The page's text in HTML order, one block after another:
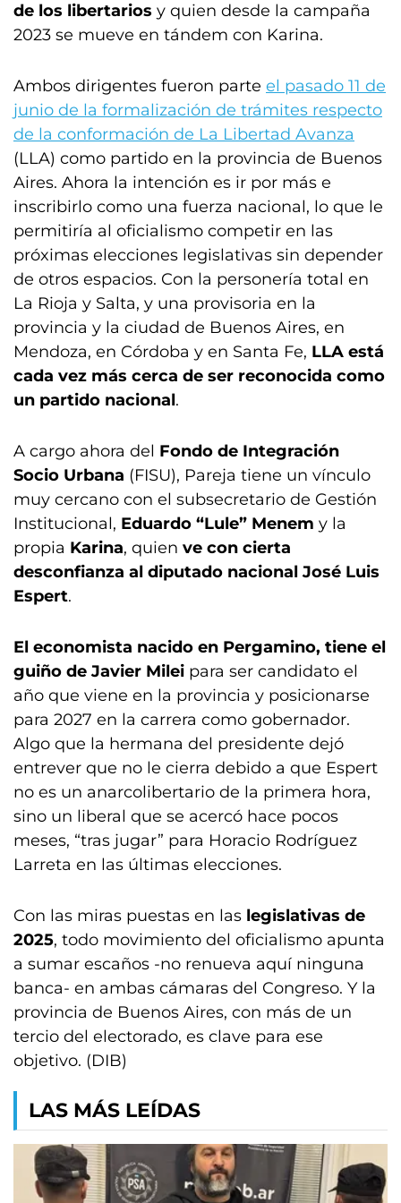
de los libertarios y quien desde la campaña
2023 se mueve en tándem con Karina.
Ambos dirigentes fueron parte el pasado 11 de
junio de la formalización de trámites respecto
de la conformación de La Libertad Avanza
(LLA) como partido en la provincia de Buenos
Aires. Ahora la intención es ir por más e
inscribirlo como una fuerza nacional, lo que le
permitiría al oficialismo competir en las
próximas elecciones legislativas sin depender
de otros espacios. Con la personería total en
La Rioja y Salta, y una provisoria en la
provincia y la ciudad de Buenos Aires, en
Mendoza, en Córdoba y en Santa Fe, LLA está
cada vez más cerca de ser reconocida como
un partido nacional.
A cargo ahora del Fondo de Integración
Socio Urbana (FISU), Pareja tiene un vínculo
muy cercano con el subsecretario de Gestión
Institucional, Eduardo “Lule” Menem y la
propia Karina, quien ve con cierta
desconfianza al diputado nacional José Luis
Espert.
El economista nacido en Pergamino, tiene el
guiño de Javier Milei para ser candidato el
año que viene en la provincia y posicionarse
para 2027 en la carrera como gobernador.
Algo que la hermana del presidente dejó
entrever que no le cierra debido a que Espert
no es un anarcolibertario de la primera hora,
sino un liberal que se acercó hace pocos
meses, “tras jugar” para Horacio Rodríguez
Larreta en las últimas elecciones.
Con las miras puestas en las legislativas de
2025, todo movimiento del oficialismo apunta
a sumar escaños -no renueva aquí ninguna
banca- en ambas cámaras del Congreso. Y la
provincia de Buenos Aires, con más de un
tercio del electorado, es clave para ese
objetivo. (DIB)
LAS MÁS LEÍDAS